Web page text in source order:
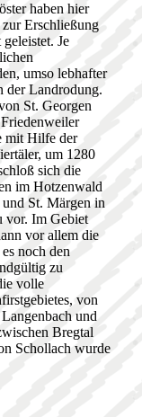
haben hier
Erschließung
Je
umso lebhafter
der Landrodung.
St. Georgen
mit Hilfe der
um 1280
sich die
im Hotzenwald
und St. Märgen in
vor. Im Gebiet
vor allem die
noch den
zu
volle
von
und
Bregtal
Schollach wurde